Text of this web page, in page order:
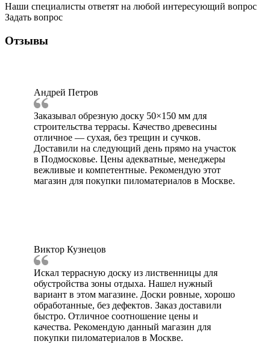
Наши специалисты ответят на любой интересующий вопрос
Задать вопрос
Отзывы
Андрей Петров
Заказывал обрезную доску 50×150 мм для
строительства террасы. Качество древесины
отличное — сухая, без трещин и сучков.
Доставили на следующий день прямо на участок
в Подмосковье. Цены адекватные, менеджеры
вежливые и компетентные. Рекомендую этот
магазин для покупки пиломатериалов в Москве.
Виктор Кузнецов
Искал террасную доску из лиственницы для
обустройства зоны отдыха. Нашел нужный
вариант в этом магазине. Доски ровные, хорошо
обработанные, без дефектов. Заказ доставили
быстро. Отличное соотношение цены и
качества. Рекомендую данный магазин для
покупки пиломатериалов в Москве.